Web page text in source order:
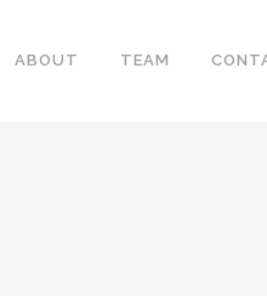
ABOUT TEAM